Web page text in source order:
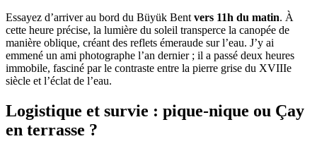
Essayez d’arriver au bord du Büyük Bent vers 11h du matin. À
cette heure précise, la lumière du soleil transperce la canopée de
manière oblique, créant des reflets émeraude sur l’eau. J’y ai
emmené un ami photographe l’an dernier ; il a passé deux heures
immobile, fasciné par le contraste entre la pierre grise du XVIIIe
siècle et l’éclat de l’eau.
Logistique et survie : pique-nique ou Çay
en terrasse ?